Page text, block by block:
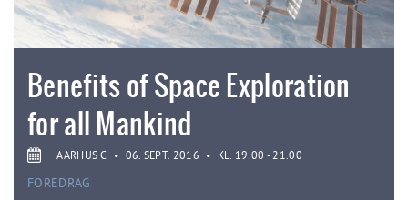
Benefits of Space Exploration
for all Mankind
AARHUS C • 06. SEPT. 2016 • KL. 19.00 - 21.00
FOREDRAG